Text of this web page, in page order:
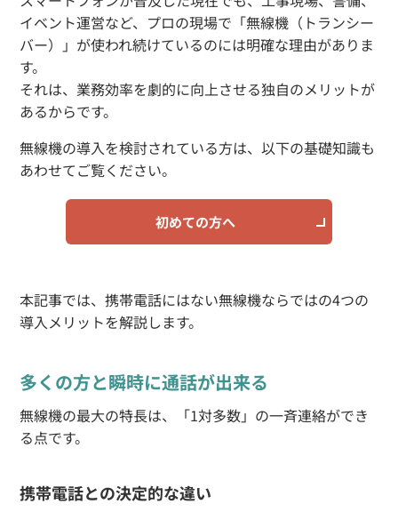
イベント運営など、プロの現場で「無線機（トランシー
バー）」が使われ続けているのには明確な理由がありま
す。
それは、業務効率を劇的に向上させる独自のメリットが
あるからです。
無線機の導入を検討されている方は、以下の基礎知識も
あわせてご覧ください。
初めての方へ
本記事では、携帯電話にはない無線機ならではの4つの
導入メリットを解説します。
多くの方と瞬時に通話が出来る
無線機の最大の特長は、「1対多数」の一斉連絡ができ
る点です。
携帯電話との決定的な違い